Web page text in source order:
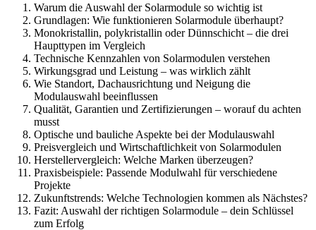
Warum die Auswahl der Solarmodule so wichtig ist
Grundlagen: Wie funktionieren Solarmodule überhaupt?
Monokristallin, polykristallin oder Dünnschicht – die drei
Haupttypen im Vergleich
Technische Kennzahlen von Solarmodulen verstehen
Wirkungsgrad und Leistung – was wirklich zählt
Wie Standort, Dachausrichtung und Neigung die
Modulauswahl beeinflussen
Qualität, Garantien und Zertifizierungen – worauf du achten
musst
Optische und bauliche Aspekte bei der Modulauswahl
Preisvergleich und Wirtschaftlichkeit von Solarmodulen
Herstellervergleich: Welche Marken überzeugen?
Praxisbeispiele: Passende Modulwahl für verschiedene
Projekte
Zukunftstrends: Welche Technologien kommen als Nächstes?
Fazit: Auswahl der richtigen Solarmodule – dein Schlüssel
zum Erfolg